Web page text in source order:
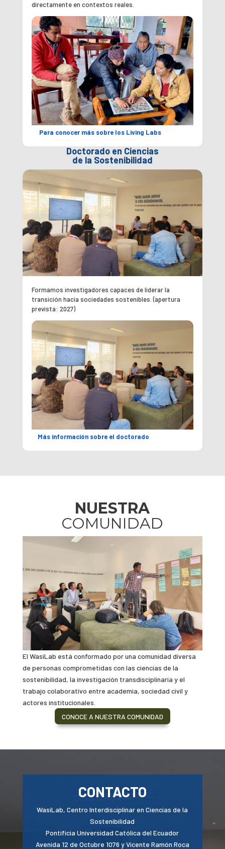
directamente en contextos reales.
Para conocer más sobre los Living Labs
Doctorado en Ciencias
de la Sostenibilidad
Formamos investigadores capaces de liderar la
transición hacia sociedades sostenibles. (apertura
prevista: 2027)
Más información sobre el doctorado
NUESTRA
COMUNIDAD
El WasiLab está conformado por una comunidad diversa
de personas comprometidas con las ciencias de la
sostenibilidad, la investigación transdisciplinaria y el
trabajo colaborativo entre academia, sociedad civil y
actores institucionales.
CONOCE A NUESTRA COMUNIDAD
CONTACTO
WasiLab, Centro Interdisciplinar en Ciencias de la
Sostenibilidad
Pontificia Universidad Católica del Ecuador
Avenida 12 de Octubre 1076 y Vicente Ramón Roca